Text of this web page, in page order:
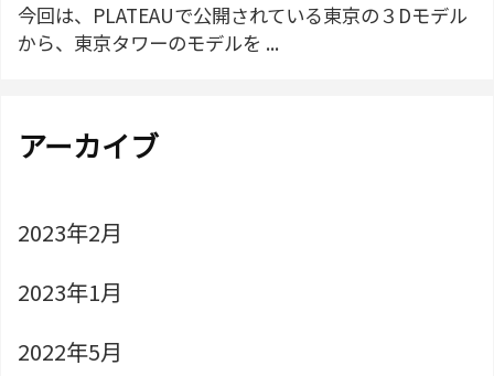
今回は、PLATEAUで公開されている東京の３Dモデル
から、東京タワーのモデルを ...
アーカイブ
2023年2月
2023年1月
2022年5月